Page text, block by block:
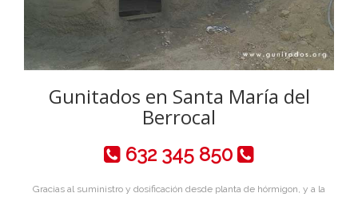
Gunitados en Santa María del
Berrocal
632 345 850
Gracias al suministro y dosificación desde planta de hórmigon, y a la